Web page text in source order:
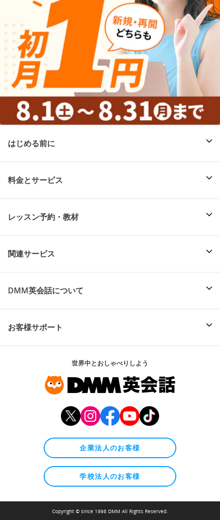
はじめる前に
料金とサービス
レッスン予約・教材
関連サービス
DMM英会話について
お客様サポート
世界中とおしゃべりしよう
企業法人のお客様
学校法人のお客様
Copyright © since 1998 DMM All Rights Reserved.